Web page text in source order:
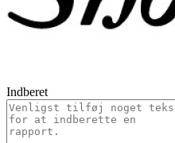
Indberet